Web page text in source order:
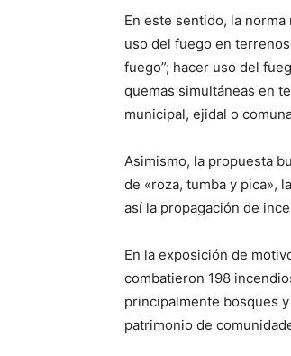
En este sentido, la
uso del fuego en
fuego”; hacer uso del
quemas simultáneas en
municipal, ejidal o
Asimismo, la propuesta
de «roza, tumba y pica»,
así la propagación de
En la exposición de
combatieron 198
principalmente bosques
patrimonio de